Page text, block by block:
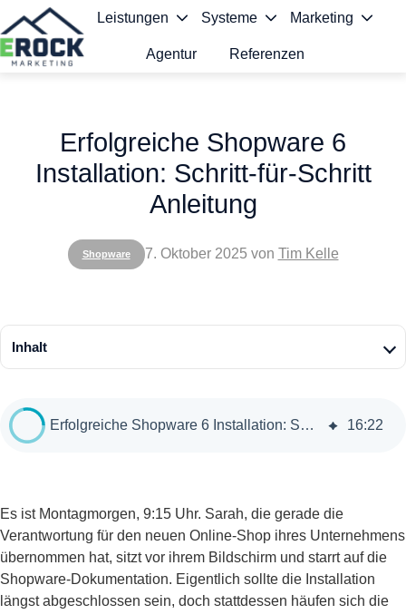
Leistungen Systeme Marketing
Agentur Referenzen
Shopware
Erfolgreiche Shopware 6
Installation: Schritt-für-Schritt
Anleitung
7. Oktober 2025 von Tim Kelle
Inhalt
Erfolgreiche Shopware 6 Installation: Schritt-für-Schritt Anleitung 16:22
Es ist Montagmorgen, 9:15 Uhr. Sarah, die gerade die
Verantwortung für den neuen Online-Shop ihres Unternehmens
übernommen hat, sitzt vor ihrem Bildschirm und starrt auf die
Shopware-Dokumentation. Eigentlich sollte die Installation
längst abgeschlossen sein, doch stattdessen häufen sich die